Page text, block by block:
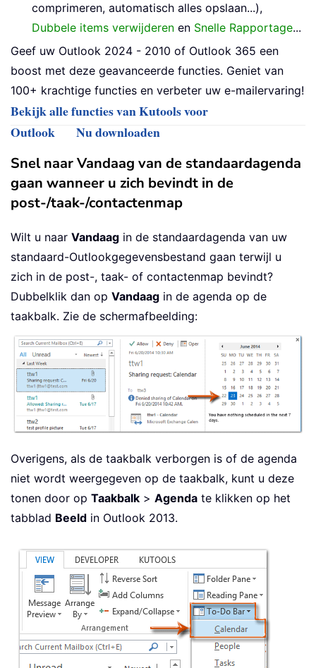
comprimeren, automatisch alles opslaan...),
Dubbele items verwijderen en Snelle Rapportage...
Geef uw Outlook 2024 - 2010 of Outlook 365 een
boost met deze geavanceerde functies. Geniet van
100+ krachtige functies en verbeter uw e-mailervaring!
Bekijk alle functies van Kutools voor
Outlook
Nu downloaden
Snel naar Vandaag van de standaardagenda
gaan wanneer u zich bevindt in de
post-/taak-/contactenmap
Wilt u naar Vandaag in de standaardagenda van uw
standaard-Outlookgegevensbestand gaan terwijl u
zich in de post-, taak- of contactenmap bevindt?
Dubbelklik dan op Vandaag in de agenda op de
taakbalk. Zie de schermafbeelding:
Overigens, als de taakbalk verborgen is of de agenda
niet wordt weergegeven op de taakbalk, kunt u deze
tonen door op Taakbalk > Agenda te klikken op het
tabblad Beeld in Outlook 2013.